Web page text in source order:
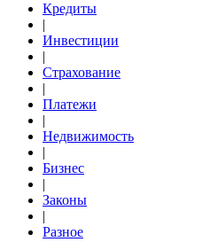
Кредиты
|
Инвестиции
|
Страхование
|
Платежи
|
Недвижимость
|
Бизнес
|
Законы
|
Разное